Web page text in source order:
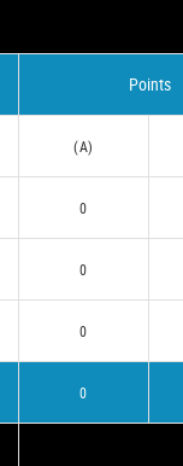
Points
(A)
0
0
0
0